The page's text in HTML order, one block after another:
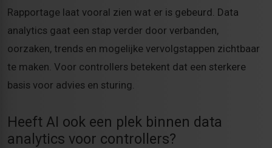
Rapportage laat vooral zien wat er is gebeurd. Data
analytics gaat een stap verder door verbanden,
oorzaken, trends en mogelijke vervolgstappen zichtbaar
te maken. Voor controllers betekent dat een sterkere
basis voor advies en sturing.
Heeft AI ook een plek binnen data
analytics voor controllers?